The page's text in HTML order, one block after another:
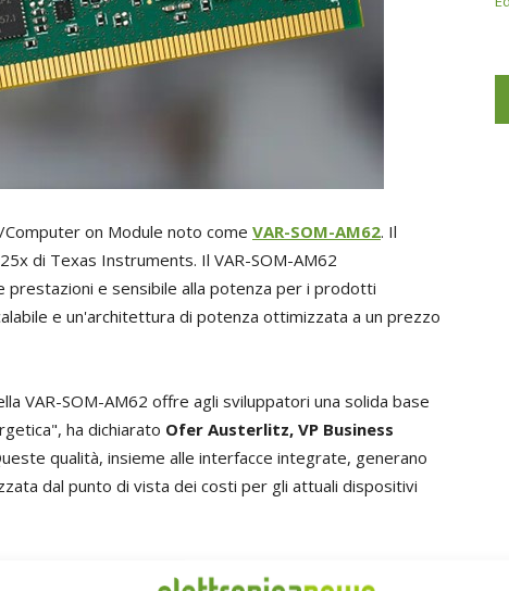
on Module noto come VAR-SOM-AM62. Il
di Texas Instruments. Il VAR-SOM-AM62
prestazioni e sensibile alla potenza per i prodotti
e un'architettura di potenza ottimizzata a un prezzo
VAR-SOM-AM62 offre agli sviluppatori una solida base
ha dichiarato Ofer Austerlitz, VP Business
qualità, insieme alle interfacce integrate, generano
dal punto di vista dei costi per gli attuali dispositivi
Cortex-A53 a 1,4 GHz, Cortex-M4F a 400 MHz e co-